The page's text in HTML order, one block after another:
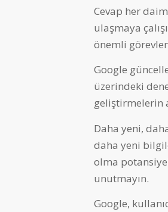
Cevap her
ulaşmaya
önemli
Google
üzerindeki
geliştirmelerin
Daha yeni,
daha yeni
olma
unutmayın.
Google,